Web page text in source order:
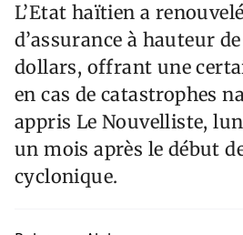
L’Etat haïtien a
d’assurance à hauteur
dollars, offrant une
en cas de catastrophes
appris Le Nouvelliste,
un mois après le début
cyclonique.